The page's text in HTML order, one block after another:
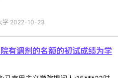
学 2022-10-23
有调剂的名额的初试成绩为学